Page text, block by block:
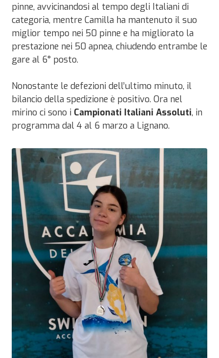
pinne, avvicinandosi al tempo degli Italiani di
categoria, mentre Camilla ha mantenuto il suo
miglior tempo nei 50 pinne e ha migliorato la
prestazione nei 50 apnea, chiudendo entrambe le
gare al 6° posto.
Nonostante le defezioni dell’ultimo minuto, il
bilancio della spedizione è positivo. Ora nel
mirino ci sono i Campionati Italiani Assoluti, in
programma dal 4 al 6 marzo a Lignano.